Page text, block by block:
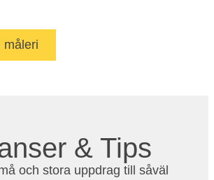
måleri
& Tips
och stora uppdrag till såväl